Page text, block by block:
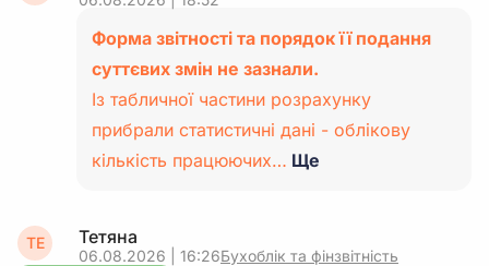
Форма звітності та порядок її подання
суттєвих змін не зазнали.
Із табличної частини розрахунку
прибрали статистичні дані - облікову
кількість працюючих… Ще
ТЕ Тетяна
06.08.2026 | 16:26Бухоблік та фінзвітність